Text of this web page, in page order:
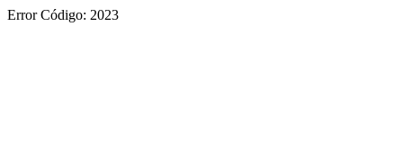
Error Código: 2023